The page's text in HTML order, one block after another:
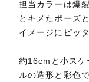
担当カラーは爆
とキメたポーズ
イメージにピッタ
約16cmと小スケ
ルの造形と彩色